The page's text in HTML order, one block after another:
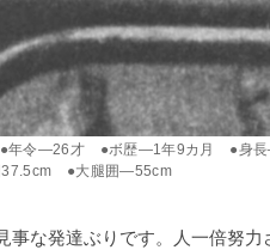
●年令―26才 ●ボ歴―1年9カ月 ●身
●大腿囲―55cm
な発達ぶりです。人一倍努